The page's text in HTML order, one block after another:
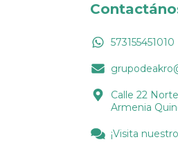
573155451010
Calle 22
Armenia
¡Visita